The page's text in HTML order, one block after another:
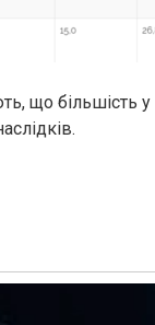
що більшість